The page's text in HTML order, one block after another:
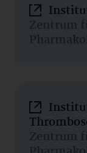
Zentrum
Zentrum